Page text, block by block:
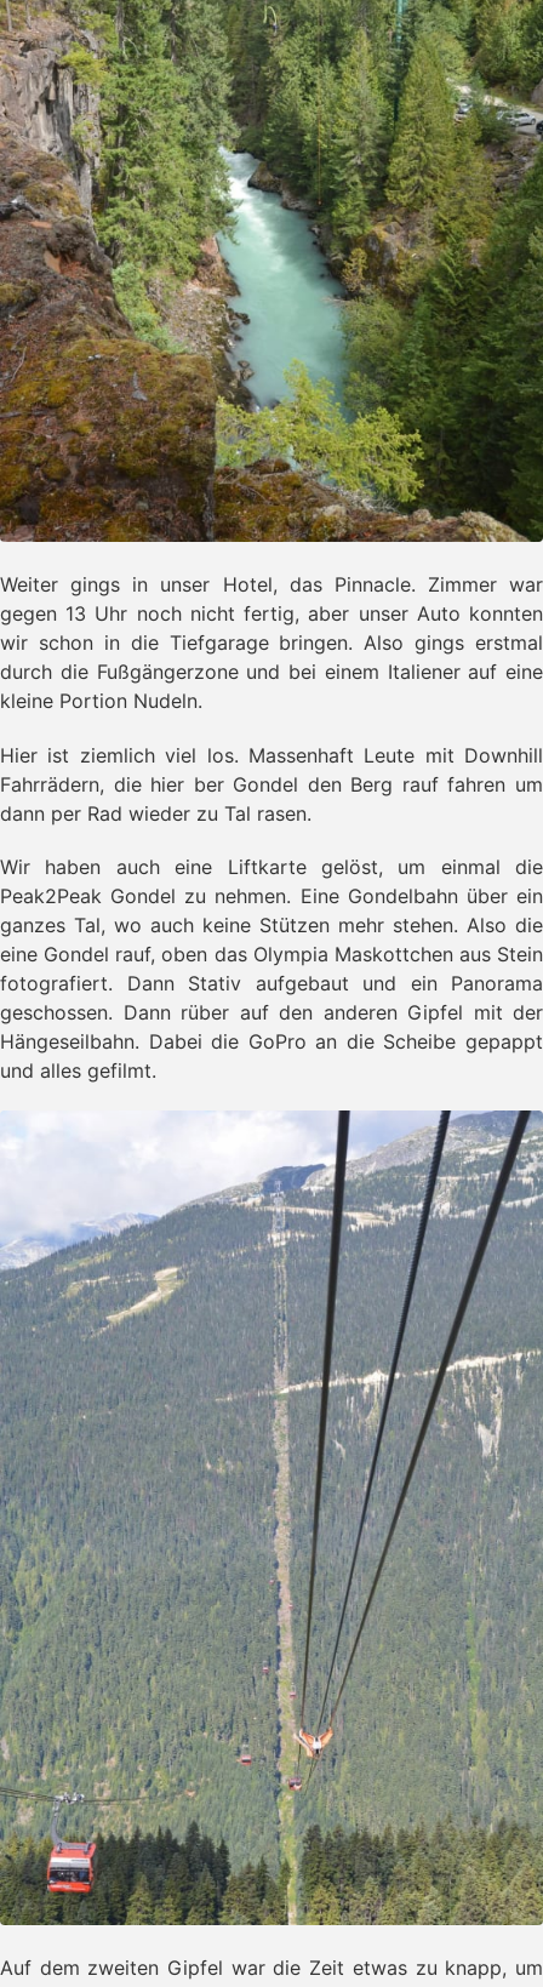
Weiter gings in unser Hotel, das Pinnacle. Zimmer war
gegen 13 Uhr noch nicht fertig, aber unser Auto konnten
wir schon in die Tiefgarage bringen. Also gings erstmal
durch die Fußgängerzone und bei einem Italiener auf eine
kleine Portion Nudeln.
Hier ist ziemlich viel los. Massenhaft Leute mit Downhill
Fahrrädern, die hier ber Gondel den Berg rauf fahren um
dann per Rad wieder zu Tal rasen.
Wir haben auch eine Liftkarte gelöst, um einmal die
Peak2Peak Gondel zu nehmen. Eine Gondelbahn über ein
ganzes Tal, wo auch keine Stützen mehr stehen. Also die
eine Gondel rauf, oben das Olympia Maskottchen aus Stein
fotografiert. Dann Stativ aufgebaut und ein Panorama
geschossen. Dann rüber auf den anderen Gipfel mit der
Hängeseilbahn. Dabei die GoPro an die Scheibe gepappt
und alles gefilmt.
Auf dem zweiten Gipfel war die Zeit etwas zu knapp, um